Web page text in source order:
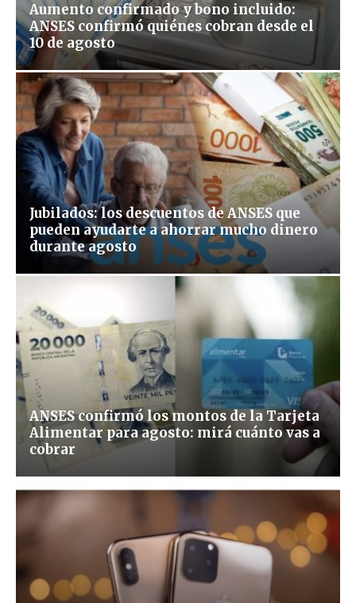
Aumento confirmado y bono incluido:
ANSES confirmó quiénes cobran desde el
10 de agosto
Jubilados: los descuentos de ANSES que
pueden ayudarte a ahorrar mucho dinero
durante agosto
ANSES confirmó los montos de la Tarjeta
Alimentar para agosto: mirá cuánto vas a
cobrar